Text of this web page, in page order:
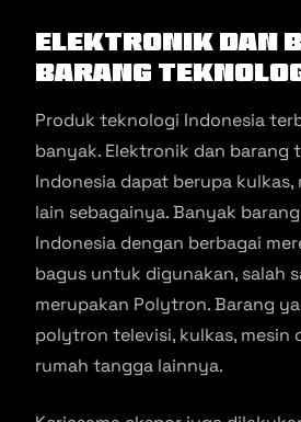
Elektronik dan
Barang
Produk teknologi Indonesia
banyak. Elektronik dan barang
Indonesia dapat berupa kulkas,
lain sebagainya. Banyak
Indonesia dengan berbagai
bagus untuk digunakan, salah
merupakan Polytron. Barang
polytron televisi, kulkas, mesin
rumah tangga lainnya.